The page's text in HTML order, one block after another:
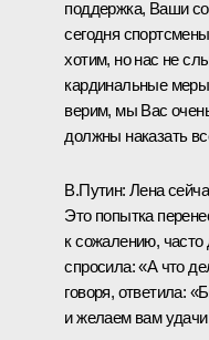
поддержка, Ваши
сегодня
хотим, но нас не
кардинальные
верим, мы Вас
должны наказать
В.Путин: Лена
Это попытка
к сожалению,
спросила: «А что
говоря, ответила:
и желаем вам